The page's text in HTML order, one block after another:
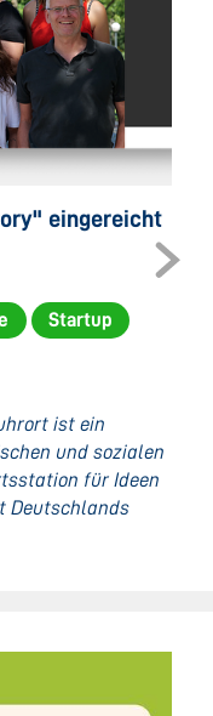
eingereicht
Startup
ist ein
und sozialen
für Ideen
Deutschlands